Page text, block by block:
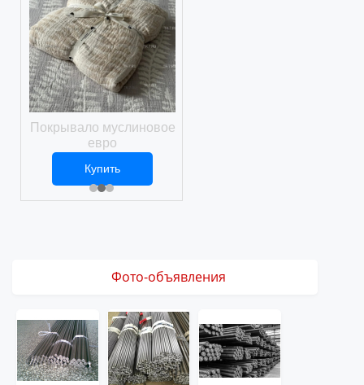
Покрывало муслиновое
евро
2 469 ₽
Купить
Фото-объявления